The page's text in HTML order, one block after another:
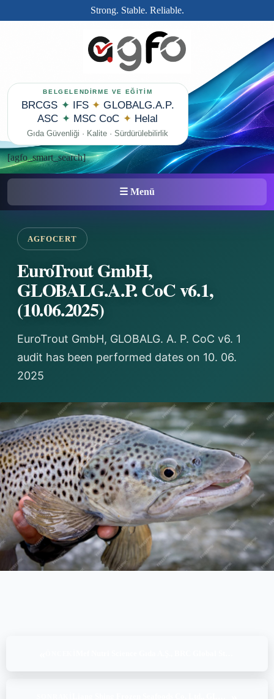
Strong. Stable. Reliable.
BELGELENDİRME VE EĞİTİM
BRCGS ✦ IFS ✦ GLOBALG.A.P.
ASC ✦ MSC CoC ✦ Helal
Gıda Güvenliği · Kalite · Sürdürülebilirlik
[agfo_smart_search]
☰ Menü
AGFOCERT
EuroTrout GmbH,
GLOBALG.A.P. CoC v6.1,
(10.06.2025)
EuroTrout GmbH, GLOBALG. A. P. CoC v6. 1
audit has been performed dates on 10. 06.
2025